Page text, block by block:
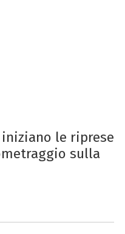
iniziano le riprese
sulla